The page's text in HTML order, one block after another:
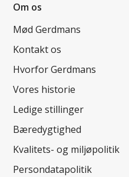
Om os
Mød Gerdmans
Kontakt os
Hvorfor Gerdmans
Vores historie
Ledige stillinger
Bæredygtighed
Kvalitets- og miljøpolitik
Persondatapolitik